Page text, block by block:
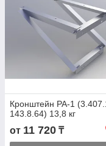
Кронштейн РА-1
143.8.64) 13,8 кг
от 11 720 ₸